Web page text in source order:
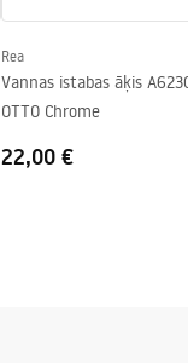
Rea
Vannas istabas āķis
OTTO Chrome
22,00 €